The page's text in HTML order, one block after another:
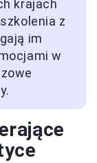
krajach
z
im
w